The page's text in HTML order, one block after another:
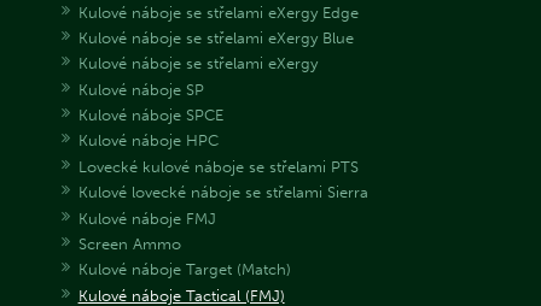
Kulové náboje se střelami eXergy Edge
Kulové náboje se střelami eXergy Blue
Kulové náboje se střelami eXergy
Kulové náboje SP
Kulové náboje SPCE
Kulové náboje HPC
Lovecké kulové náboje se střelami PTS
Kulové lovecké náboje se střelami Sierra
Kulové náboje FMJ
Screen Ammo
Kulové náboje Target (Match)
Kulové náboje Tactical (FMJ)